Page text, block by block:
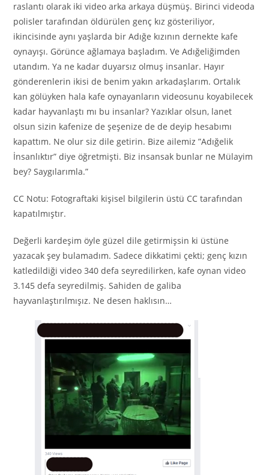
raslantı olarak iki video arka arkaya düşmüş. Birinci videoda
polisler tarafından öldürülen genç kız gösteriliyor,
ikincisinde aynı yaşlarda bir Adığe kızının dernekte kafe
oynayışı. Görünce ağlamaya başladım. Ve Adığeliğimden
utandım. Ya ne kadar duyarsız olmuş insanlar. Hayır
gönderenlerin ikisi de benim yakın arkadaşlarım. Ortalık
kan gölüyken hala kafe oynayanların videosunu koyabilecek
kadar hayvanlaştı mı bu insanlar? Yazıklar olsun, lanet
olsun sizin kafenize de şeşenize de de deyip hesabımı
kapattım. Ne olur siz dile getirin. Bize ailemiz ”Adığelik
İnsanlıktır” diye öğretmişti. Biz insansak bunlar ne Mülayim
bey? Saygılarımla.”
CC Notu: Fotograftaki kişisel bilgilerin üstü CC tarafından
kapatılmıştır.
Değerli kardeşim öyle güzel dile getirmişsin ki üstüne
yazacak şey bulamadım. Sadece dikkatimi çekti; genç kızın
katledildiği video 340 defa seyredilirken, kafe oynan video
3.145 defa seyredilmiş. Sahiden de galiba
hayvanlaştırılmışız. Ne desen haklısın…